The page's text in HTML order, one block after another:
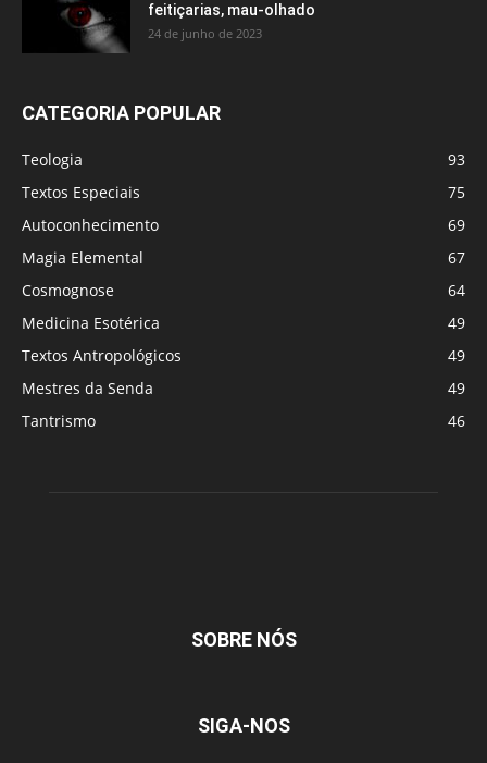
feitiçarias, mau-olhado
24 de junho de 2023
CATEGORIA POPULAR
Teologia
93
Textos Especiais
75
Autoconhecimento
69
Magia Elemental
67
Cosmognose
64
Medicina Esotérica
49
Textos Antropológicos
49
Mestres da Senda
49
Tantrismo
46
SOBRE NÓS
SIGA-NOS